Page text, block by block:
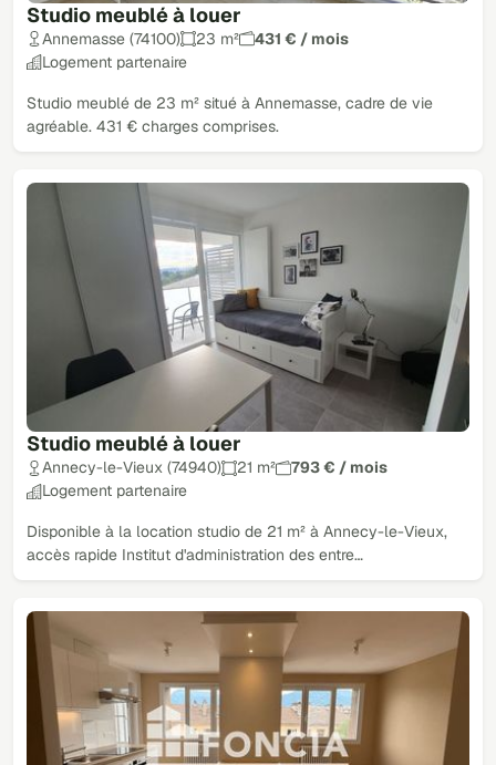
Studio meublé à louer
Annemasse (74100) 23 m²
431 € / mois
Logement partenaire
Studio meublé de 23 m² situé à Annemasse, cadre de vie
agréable. 431 € charges comprises.
Studio meublé à louer
Annecy-le-Vieux (74940) 21 m²
793 € / mois
Logement partenaire
Disponible à la location studio de 21 m² à Annecy-le-Vieux,
accès rapide Institut d'administration des entre…